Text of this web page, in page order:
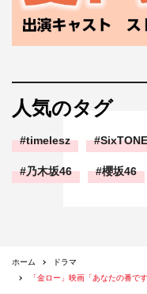
人気のタグ
timelesz
乃木坂46 櫻坂46
ホーム
ドラマ
「金ロー」映画「あなたの番で